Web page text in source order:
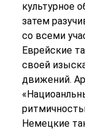
культурное
затем
со всеми
Еврейские
своей
движений.
Немецкие